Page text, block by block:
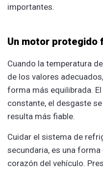
importantes.
Un motor protegido
Cuando la temperatura
de los valores
forma más equilibrada.
constante, el desgaste
resulta más fiable.
Cuidar el sistema de
secundaria, es una
corazón del vehículo.